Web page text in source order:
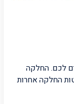
לכם. החלקה
החלקה אחרות